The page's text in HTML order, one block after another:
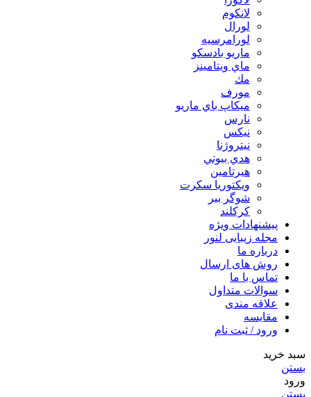
لانكوم
لورال
لورامرسيه
ماريو بادسكو
ماي ويتامينز
مك
مورف
ميكاپ باي ماريو
نارس
نيكس
نیتروژنا
هدي بيوتي
هیرتامین
ویکتوریا سکرت
شوگر بير
کرکلند
پیشنهادات ویژه
مجله زیبایی لنور
درباره ما
روش های ارسال
تماس با ما
سوالات متداول
علاقه مندی
مقایسه
ورود / ثبت نام
سبد خرید
بستن
ورود
بستن